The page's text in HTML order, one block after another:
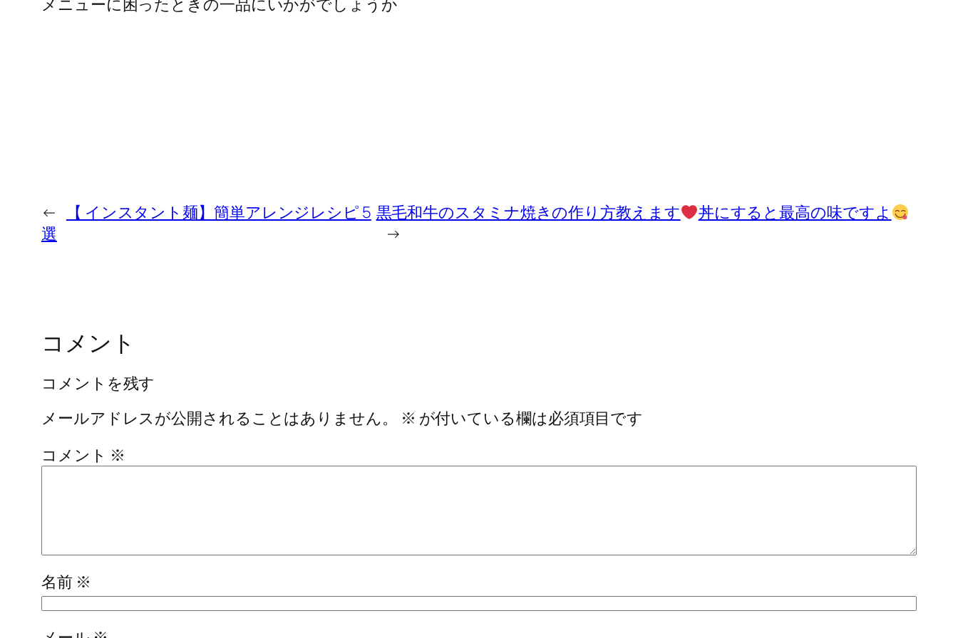
メニューに困ったときの一品にいかがでしょうか
←
【 インスタント麺】簡単アレンジレシピ 5
選
黒毛和牛のスタミナ焼きの作り方教えます
丼にすると最高の味ですよ
→
コメント
コメントを残す
メールアドレスが公開されることはありません。
※ が付いている欄は必須項目です
コメント ※
名前 ※